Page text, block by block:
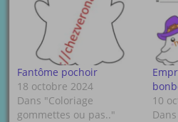
Fantôme pochoir
18 octobre 2024
Dans "Coloriage
gommettes ou pas.."
10